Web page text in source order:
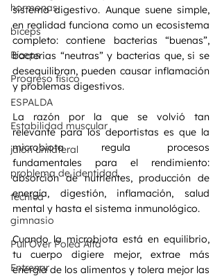
hormonas
biceps
Bíceps
Progreso físico
ESPALDA
Estabilidad muscular
jalón unilateral
problema de identidad
técnica
gimnasio
Pull Over Polea Alta
Entrenar
sistema digestivo. Aunque suene simple,
en realidad funciona como un ecosistema
completo: contiene bacterias “buenas”,
bacterias “neutras” y bacterias que, si se
desequilibran, pueden causar inflamación
y problemas digestivos.
La razón por la que se volvió tan
relevante para los deportistas es que la
microbiota regula procesos
fundamentales para el rendimiento:
absorción de nutrientes, producción de
energía, digestión, inflamación, salud
mental y hasta el sistema inmunológico.
Cuando la microbiota está en equilibrio,
tu cuerpo digiere mejor, extrae más
energía de los alimentos y tolera mejor las